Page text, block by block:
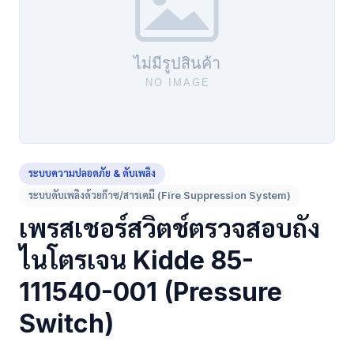
ระบบความปลอดภัย & ดับเพลิง
ระบบดับเพลิงด้วยก๊าซ/สารเคมี (Fire Suppression System)
เพรสเชอร์สวิตช์ตรวจสอบถัง
ไนโตรเจน Kidde 85-
111540-001 (Pressure
Switch)